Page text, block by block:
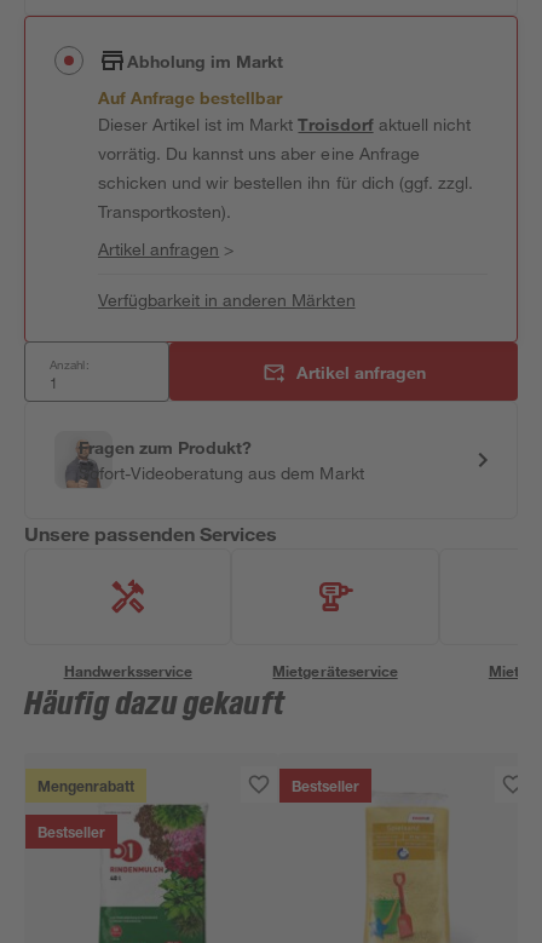
Abholung im Markt
Auf Anfrage bestellbar
Dieser Artikel ist im MarktTroisdorfaktuell nicht
vorrätig. Du kannst uns aber eine Anfrage
schicken und wir bestellen ihn für dich (ggf. zzgl.
Transportkosten).
Artikel anfragen >
Verfügbarkeit in anderen Märkten
Anzahl: Artikel anfragen
Fragen zum Produkt?
Sofort-Videoberatung aus dem Markt
Unsere passenden Services
Handwerksservice Mietgeräteservice
Häufig dazu gekauft
Mengenrabatt
Bestseller
Bestseller